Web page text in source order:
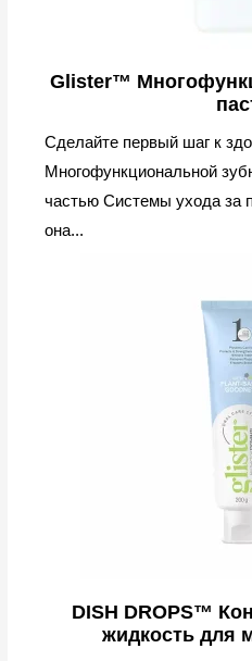
Glister™
Сделайте первый шаг к
Многофункциональной
частью Системы ухода за
она...
DISH DROPS™
жидкость для